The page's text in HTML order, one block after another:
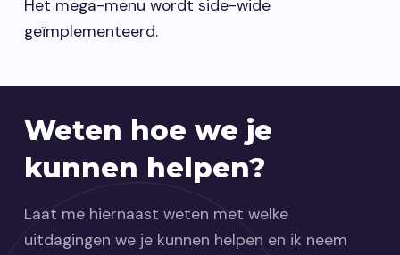
Het mega-menu wordt side-wide
geïmplementeerd.
Weten hoe we je
kunnen helpen?
Laat me hiernaast weten met welke
uitdagingen we je kunnen helpen en ik neem